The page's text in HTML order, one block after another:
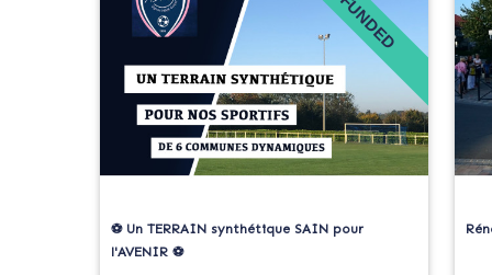
FUNDED
⚽️ Un TERRAIN synthétique SAIN pour
l'AVENIR ⚽️